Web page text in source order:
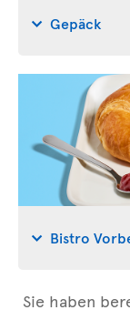
Gepäck
Bistro
Sie haben